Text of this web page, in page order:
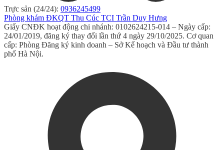
Trực sản (24/24): 0936245499
Phòng khám ĐKQT Thu Cúc TCI Trần Duy Hưng
Giấy CNĐK hoạt động chi nhánh: 0102624215-014 – Ngày cấp:
24/01/2019, đăng ký thay đổi lần thứ 4 ngày 29/10/2025. Cơ quan
cấp: Phòng Đăng ký kinh doanh – Sở Kế hoạch và Đầu tư thành
phố Hà Nội.